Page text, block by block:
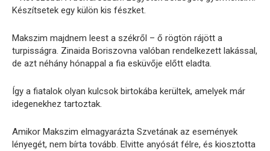
Készítsetek egy külön kis fészket.
Makszim majdnem leest a székről – ő rögtön rájött a
turpisságra. Zinaida Boriszovna valóban rendelkezett lakással,
de azt néhány hónappal a fia esküvője előtt eladta.
Így a fiatalok olyan kulcsok birtokába kerültek, amelyek már
idegenekhez tartoztak.
Amikor Makszim elmagyarázta Szvetának az események
lényegét, nem bírta tovább. Elvitte anyósát félre, és kiosztotta